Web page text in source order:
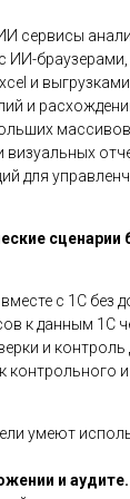
сервисы
ИИ-
и
и
для
сценарии
с 1С без
к данным 1С
и контроль
умеют
и аудите.